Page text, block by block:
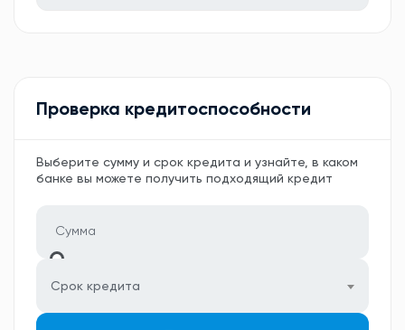
Проверка кредитоспособности
Выберите сумму и срок кредита и узнайте, в каком
банке вы можете получить подходящий кредит
Срок кредита